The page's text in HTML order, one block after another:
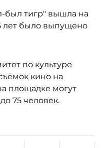
был тигр" вышла на
лет было выпущено
по культуре
кино на
площадке могут
75 человек.